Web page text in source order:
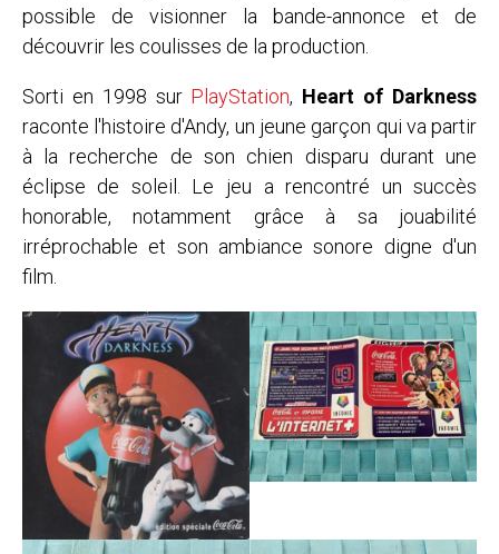
possible de visionner la bande-annonce et de
découvrir les coulisses de la production.
Sorti en 1998 sur PlayStation, Heart of Darkness
raconte l'histoire d'Andy, un jeune garçon qui va partir
à la recherche de son chien disparu durant une
éclipse de soleil. Le jeu a rencontré un succès
honorable, notamment grâce à sa jouabilité
irréprochable et son ambiance sonore digne d'un
film.